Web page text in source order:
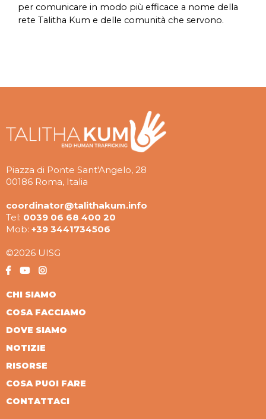
per comunicare in modo più efficace a nome della
rete Talitha Kum e delle comunità che servono.
Piazza di Ponte Sant'Angelo, 28
00186 Roma, Italia
coordinator@talithakum.info
Tel: 0039 06 68 400 20
Mob: +39 3441734506
©2026 UISG
CHI SIAMO
COSA FACCIAMO
DOVE SIAMO
NOTIZIE
RISORSE
COSA PUOI FARE
CONTATTACI